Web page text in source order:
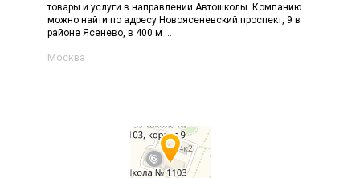
товары и услуги в направлении Автошколы. Компанию
можно найти по адресу Новоясеневский проспект, 9 в
районе Ясенево, в 400 м ...
Москва